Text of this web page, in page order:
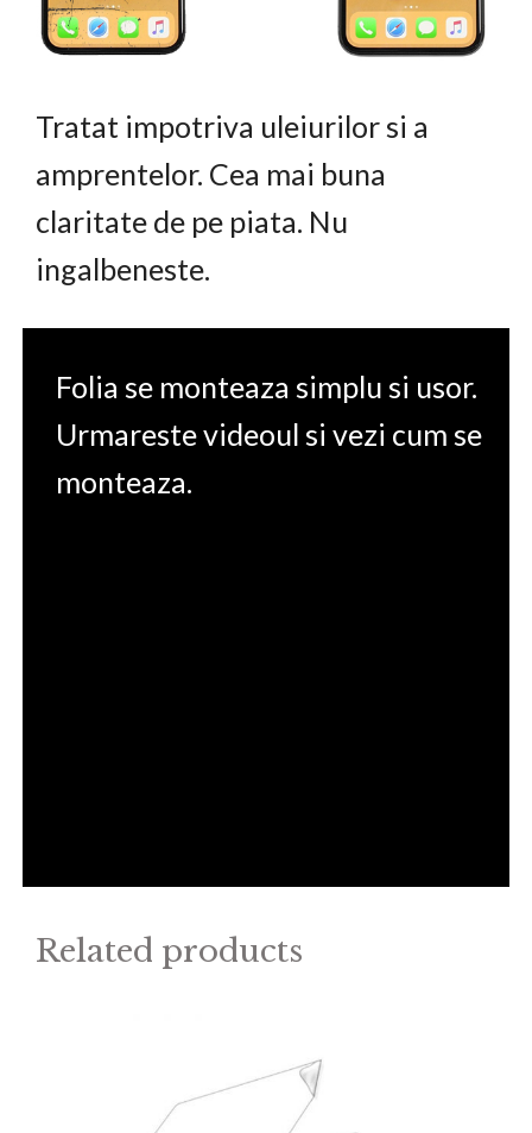
Tratat impotriva uleiurilor si a
amprentelor. Cea mai buna
claritate de pe piata. Nu
ingalbeneste.
Folia se monteaza simplu si usor.
Urmareste videoul si vezi cum se
monteaza.
Related products